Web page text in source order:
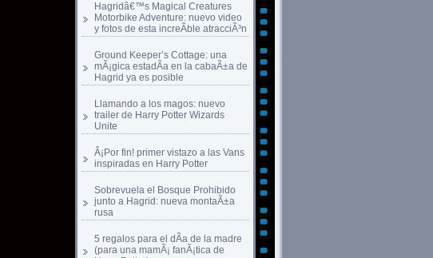
Hagridâ€™s Magical Creatures
Motorbike Adventure: nuevo video
y fotos de esta increÃ­ble atracciÃ³n
Ground Keeper’s Cottage: una
mÃ¡gica estadÃ­a en la cabaÃ±a de
Hagrid ya es posible
Llamando a los magos: nuevo
trailer de Harry Potter Wizards
Unite
Â¡Por fin! primer vistazo a las Vans
inspiradas en Harry Potter
Sobrevuela el Bosque Prohibido
junto a Hagrid: nueva montaÃ±a
rusa
5 regalos para el dÃ­a de la madre
(para una mamÃ¡ fanÃ¡tica de